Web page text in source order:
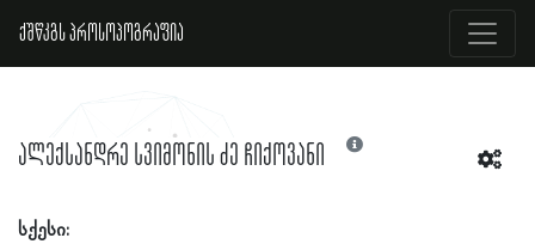
ქშწკგს პროსოპოგრაფია
ალექსანდრე სვიმონის ძე ჩიქოვანი
სქესი: